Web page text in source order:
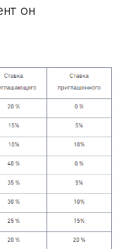
он